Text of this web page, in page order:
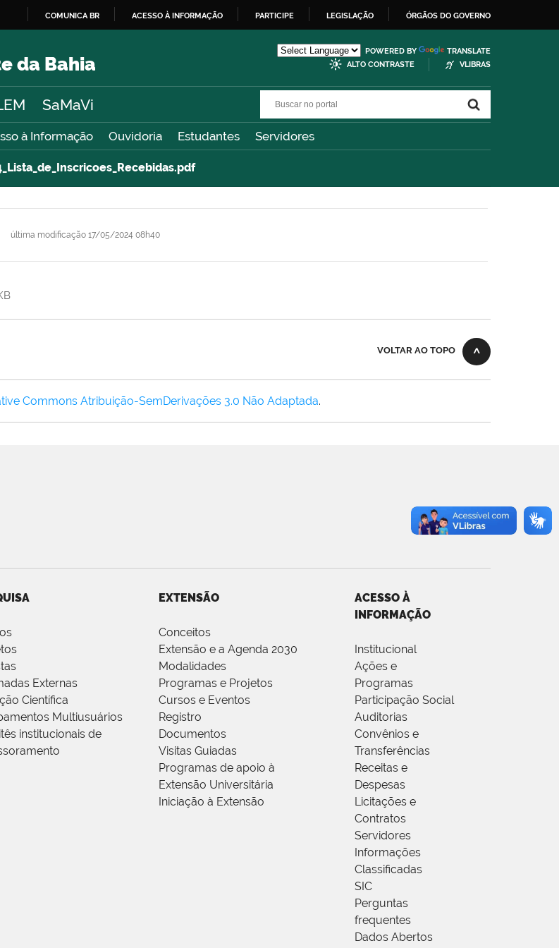
O
COMUNICA BR ACESSO À INFORMAÇÃO PARTICIPE LEGISLAÇÃO ÓRGÃOS DO GOVERNO
da Bahia
POWERED BY
TRANSLATE
ALTO CONTRASTE
VLIBRAS
SaMaVi
à Informação Ouvidoria Estudantes Servidores
última modificação 17/05/2024 08h40
VOLTAR AO TOPO
Commons Atribuição-SemDerivações 3.0 Não Adaptada.
Externas
Científica
Multiusuários
institucionais de
EXTENSÃO
Conceitos
Extensão e a Agenda 2030
Modalidades
Programas e Projetos
Cursos e Eventos
Registro
Documentos
Visitas Guiadas
Programas de apoio à
Extensão Universitária
Iniciação à Extensão
ACESSO À
INFORMAÇÃO
Institucional
Ações e
Programas
Participação Social
Auditorias
Convênios e
Transferências
Receitas e
Despesas
Licitações e
Contratos
Servidores
Informações
Classificadas
SIC
Perguntas
frequentes
Dados Abertos